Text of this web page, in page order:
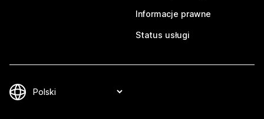
Informacje prawne
Status usługi